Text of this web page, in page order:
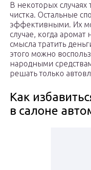
В некоторых случаях
чистка. Остальные
эффективными. Их
случае, когда
смысла тратить
этого можно
народными
решать только
Как
в салоне